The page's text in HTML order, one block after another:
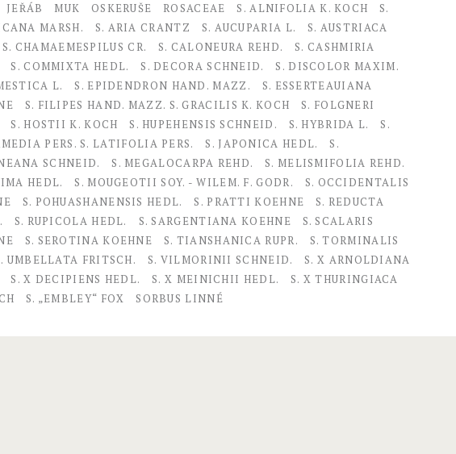
U
S
L
n
n
–
R
o
JEŘÁB MUK OSKERUŠE ROSACEAE S. ALNIFOLIA K. KOCH
S.
MARSH.
S. ARIA CRANTZ S. AUCUPARIA L.
S. AUSTRIACA
CHAMAEMESPILUS CR.
S. CALONEURA REHD.
S. CASHMIRIA
S. COMMIXTA HEDL. S. DECORA SCHNEID.
S. DISCOLOR MAXIM.
L.
S. EPIDENDRON HAND. MAZZ.
S. ESSERTEAUIANA
S. FILIPES HAND. MAZZ. S. GRACILIS K. KOCH
S. FOLGNERI
S. HOSTII K. KOCH S. HUPEHENSIS SCHNEID. S. HYBRIDA L.
S.
PERS. S. LATIFOLIA PERS.
S. JAPONICA HEDL.
S.
SCHNEID.
S. MEGALOCARPA REHD.
S. MELISMIFOLIA REHD.
HEDL.
S. MOUGEOTII SOY. - WILEM. F. GODR.
S. OCCIDENTALIS
S. POHUASHANENSIS HEDL. S. PRATTI KOEHNE
S. REDUCTA
S. RUPICOLA HEDL. S. SARGENTIANA KOEHNE
S. SCALARIS
S. SEROTINA KOEHNE S. TIANSHANICA RUPR.
S. TORMINALIS
UMBELLATA FRITSCH. S. VILMORINII SCHNEID.
S. X ARNOLDIANA
S. X DECIPIENS HEDL. S. X MEINICHII HEDL.
S. X THURINGIACA
S. „EMBLEY“ FOX SORBUS LINNÉ